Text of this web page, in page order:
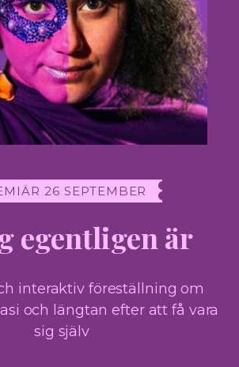
26 SEPTEMBER
egentligen är
interaktiv föreställning om
och längtan efter att få vara
sig själv